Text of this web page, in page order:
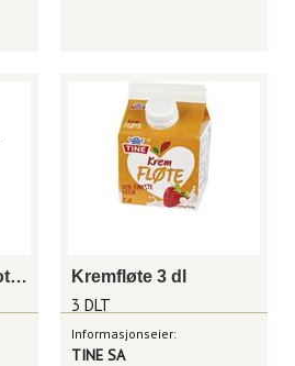
Lettere norvegia hotellbrett 600g Kremfløte 3 dl
3 DLT
Informasjonseier:
TINE SA